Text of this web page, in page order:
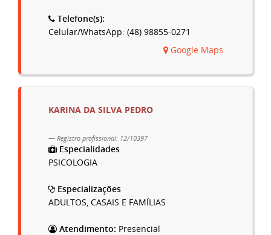
Telefone(s):
Celular/WhatsApp: (48) 98855-0271
Google Maps
KARINA DA SILVA PEDRO
Registro profissional: 12/10397
Especialidades
PSICOLOGIA
Especializações
ADULTOS, CASAIS E FAMÍLIAS
Atendimento: Presencial